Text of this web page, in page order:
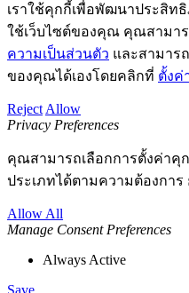
เราใช้คุกกี้เพื่อพัฒนาประสิท
ใช้เว็บไซต์ของคุณ คุณสามาร
ความเป็นส่วนตัว และสามาร
ของคุณได้เองโดยคลิกที่ ตั้งค่
Reject Allow
Privacy Preferences
คุณสามารถเลือกการตั้งค่าคุ
ประเภทได้ตามความต้องการ
Allow All
Manage Consent Preferences
Always Active
Save